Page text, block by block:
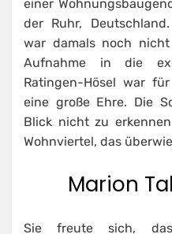
einer
der Ruhr,
war damals noch
Aufnahme in die
Ratingen-Hösel war
eine große Ehre. Die
Blick nicht zu
Wohnviertel, das
Marion
Sie freute sich,